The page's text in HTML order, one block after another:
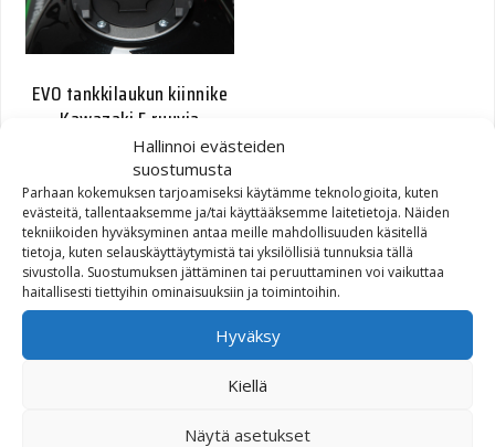
Hallinnoi evästeiden
suostumusta
Parhaan kokemuksen tarjoamiseksi käytämme teknologioita, kuten
evästeitä, tallentaaksemme ja/tai käyttääksemme laitetietoja. Näiden
tekniikoiden hyväksyminen antaa meille mahdollisuuden käsitellä
tietoja, kuten selauskäyttäytymistä tai yksilöllisiä tunnuksia tällä
sivustolla. Suostumuksen jättäminen tai peruuttaminen voi vaikuttaa
haitallisesti tiettyihin ominaisuuksiin ja toimintoihin.
Hyväksy
Kiellä
Näytä asetukset
EVO tankkilaukun kiinnike
Kawazaki 5 ruuvia
30,00€